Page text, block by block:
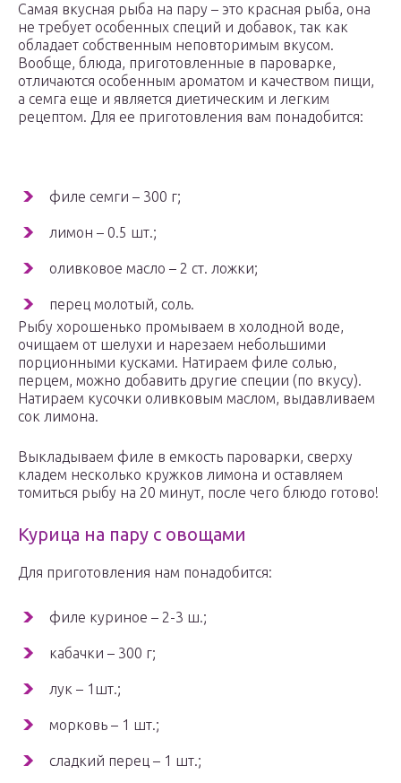
Самая вкусная рыба на пару – это красная рыба, она
не требует особенных специй и добавок, так как
обладает собственным неповторимым вкусом.
Вообще, блюда, приготовленные в пароварке,
отличаются особенным ароматом и качеством пищи,
а семга еще и является диетическим и легким
рецептом. Для ее приготовления вам понадобится:
филе семги – 300 г;
лимон – 0.5 шт.;
оливковое масло – 2 ст. ложки;
перец молотый, соль.
Рыбу хорошенько промываем в холодной воде,
очищаем от шелухи и нарезаем небольшими
порционными кусками. Натираем филе солью,
перцем, можно добавить другие специи (по вкусу).
Натираем кусочки оливковым маслом, выдавливаем
сок лимона.
Выкладываем филе в емкость пароварки, сверху
кладем несколько кружков лимона и оставляем
томиться рыбу на 20 минут, после чего блюдо готово!
Курица на пару с овощами
Для приготовления нам понадобится:
филе куриное – 2-3 ш.;
кабачки – 300 г;
лук – 1шт.;
морковь – 1 шт.;
сладкий перец – 1 шт.;